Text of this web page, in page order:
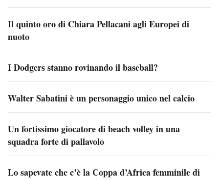
Il quinto oro di Chiara Pellacani agli Europei di
nuoto
I Dodgers stanno rovinando il baseball?
Walter Sabatini è un personaggio unico nel calcio
Un fortissimo giocatore di beach volley in una
squadra forte di pallavolo
Lo sapevate che c’è la Coppa d’Africa femminile di